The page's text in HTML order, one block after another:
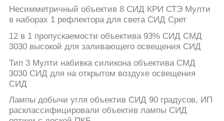
Несимметричный объектив 8 СИД КРИ СТЭ Мулти
в наборах 1 рефлектора для света СИД Срет
12 в 1 пропускаемости объектива 93% СИД СМД
3030 высокой для заливающего освещения СИД
Тип 3 Мулти набивка силикона объектива СМД
3030 СИД для на открытом воздухе освещения
СИД
Лампы добычи угля объектив СИД 90 градусов, ИП
расклассифицировали объектив лампы СИД